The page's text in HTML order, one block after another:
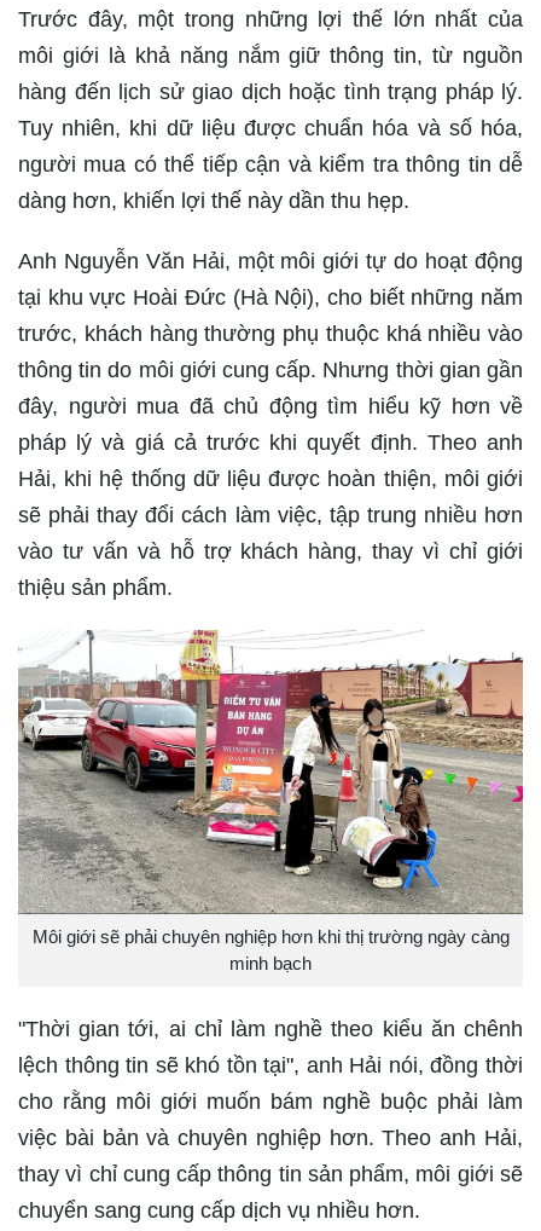
Trước đây, một trong những lợi thế lớn nhất của
môi giới là khả năng nắm giữ thông tin, từ nguồn
hàng đến lịch sử giao dịch hoặc tình trạng pháp lý.
Tuy nhiên, khi dữ liệu được chuẩn hóa và số hóa,
người mua có thể tiếp cận và kiểm tra thông tin dễ
dàng hơn, khiến lợi thế này dần thu hẹp.
Anh Nguyễn Văn Hải, một môi giới tự do hoạt động
tại khu vực Hoài Đức (Hà Nội), cho biết những năm
trước, khách hàng thường phụ thuộc khá nhiều vào
thông tin do môi giới cung cấp. Nhưng thời gian gần
đây, người mua đã chủ động tìm hiểu kỹ hơn về
pháp lý và giá cả trước khi quyết định. Theo anh
Hải, khi hệ thống dữ liệu được hoàn thiện, môi giới
sẽ phải thay đổi cách làm việc, tập trung nhiều hơn
vào tư vấn và hỗ trợ khách hàng, thay vì chỉ giới
thiệu sản phẩm.
Môi giới sẽ phải chuyên nghiệp hơn khi thị trường ngày càng
minh bạch
"Thời gian tới, ai chỉ làm nghề theo kiểu ăn chênh
lệch thông tin sẽ khó tồn tại", anh Hải nói, đồng thời
cho rằng môi giới muốn bám nghề buộc phải làm
việc bài bản và chuyên nghiệp hơn. Theo anh Hải,
thay vì chỉ cung cấp thông tin sản phẩm, môi giới sẽ
chuyển sang cung cấp dịch vụ nhiều hơn.